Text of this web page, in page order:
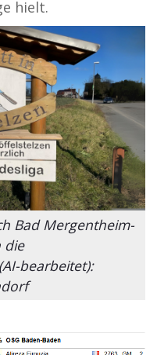
hielt.
Bad Mergentheim-
die
bearbeitet):